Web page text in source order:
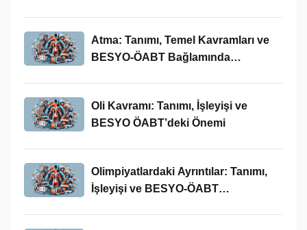
Atma: Tanımı, Temel Kavramları ve
BESYO-ÖABT Bağlamında
Oli Kavramı: Tanımı, İşleyişi ve
BESYO ÖABT’deki Önemi
Olimpiyatlardaki Ayrıntılar: Tanımı,
İşleyişi ve BESYO-ÖABT